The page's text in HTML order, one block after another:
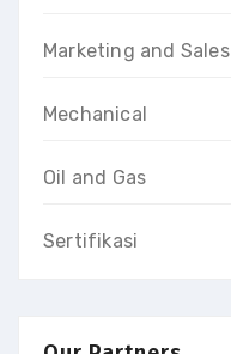
Marketing and Sales
Mechanical
Oil and Gas
Sertifikasi